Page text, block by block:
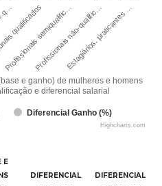
e ganho) de mulheres e homens
e diferencial salarial
Diferencial Ganho (%)
q…
Profissionais semiqualific…
Profissionais não-qualific…
Estagiários, praticantes …
Highcharts.com
E
DIFERENCIAL
DIFERENCIAL